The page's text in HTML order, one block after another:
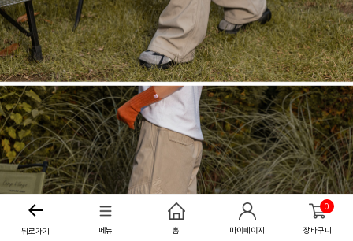
뒤로가기 메뉴 홈 마이페이지
0
장바구니